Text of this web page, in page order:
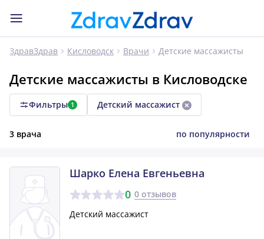
ЗдравЗдрав Кисловодск Врачи Детские массажисты
Детские массажисты в Кисловодске
Фильтры 1 Детский массажист
3 врача по популярности
Шарко Елена Евгеньевна
0 0 отзывов
Детский массажист